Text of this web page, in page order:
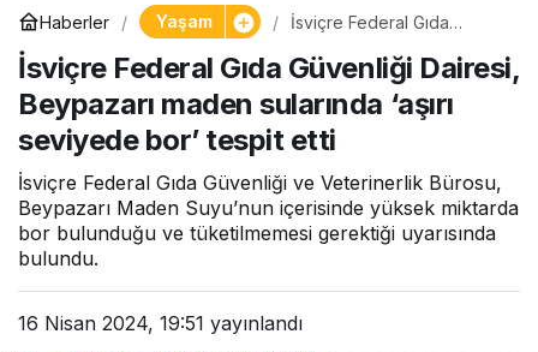
Haberler Yaşam
İsviçre Federal Gıda
Beypazarı maden sularında
‘aşırı seviyede bor’ tespit
etti
İsviçre Federal Gıda Güvenliği Dairesi,
Beypazarı maden sularında ‘aşırı
seviyede bor’ tespit etti
İsviçre Federal Gıda Güvenliği ve Veterinerlik Bürosu,
Beypazarı Maden Suyu’nun içerisinde yüksek miktarda
bor bulunduğu ve tüketilmemesi gerektiği uyarısında
bulundu.
16 Nisan 2024, 19:51 yayınlandı